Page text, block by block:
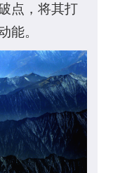
点，将其打
能。